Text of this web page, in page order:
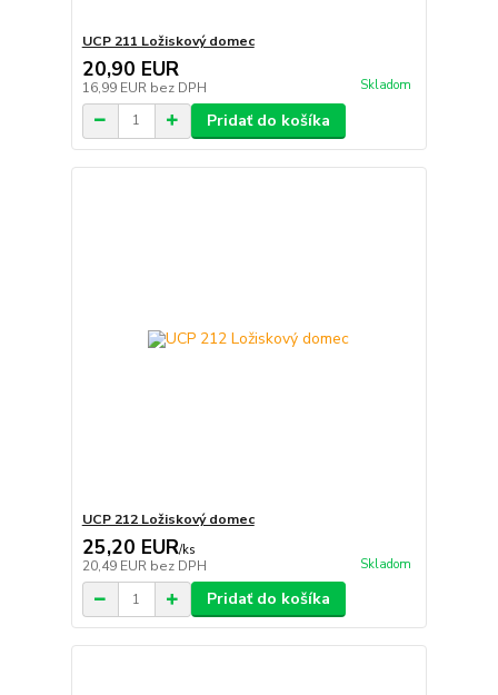
UCP 211 Ložiskový domec
20,90 EUR
16,99 EUR bez DPH Skladom
Pridať do košíka
UCP 212 Ložiskový domec
25,20 EUR/ks
20,49 EUR bez DPH Skladom
Pridať do košíka